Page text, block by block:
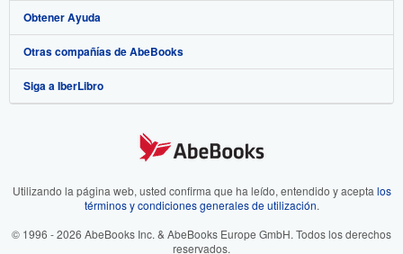
Mi cuenta
Mis pedidos
Ver carrito
Únase a nuestro programa de afiliados
Recomiende un vendedor
Sobre IberLibro
Medios
Empleo
Preferencias de cookies
Aviso de cookies
Obtener Ayuda
Preguntas frecuentes y guías
Atención al Cliente
Otras compañías de AbeBooks
AbeBooks.com
AbeBooks.fr
Siga a IberLibro
Utilizando la página web, usted confirma que ha leído, entendido y acepta los
términos y condiciones generales de utilización.
© 1996 - 2026 AbeBooks Inc. & AbeBooks Europe GmbH. Todos los derechos
reservados.